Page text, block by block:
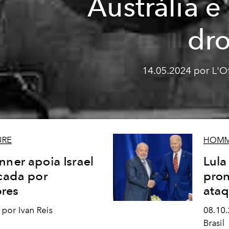
Austrália e
14.05.2024 por
apoia Israel
por
Ivan Reis
Brasil